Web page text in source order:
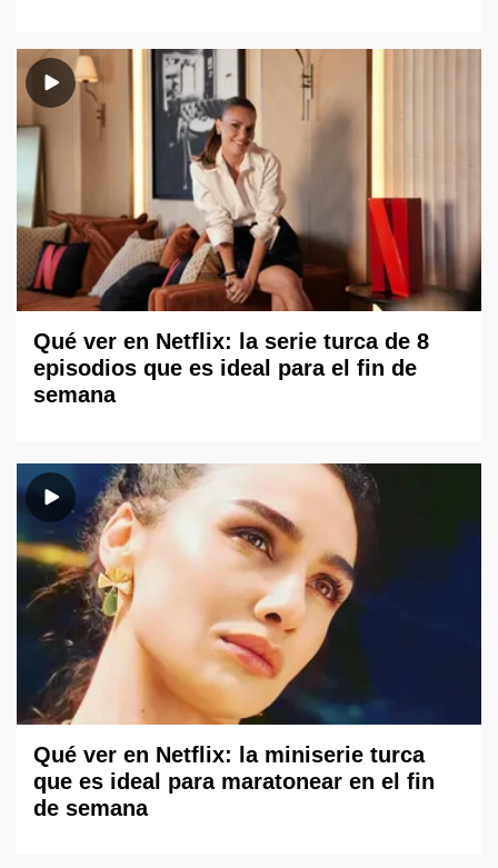
Qué ver en Netflix: la serie turca de 8
episodios que es ideal para el fin de
semana
Qué ver en Netflix: la miniserie turca
que es ideal para maratonear en el fin
de semana